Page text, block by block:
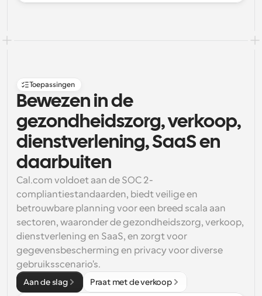
Toepassingen
Bewezen in de
gezondheidszorg, verkoop,
dienstverlening, SaaS en
daarbuiten
Cal.com voldoet aan de SOC 2-
compliantiestandaarden, biedt veilige en
betrouwbare planning voor een breed scala aan
sectoren, waaronder de gezondheidszorg, verkoop,
dienstverlening en SaaS, en zorgt voor
gegevensbescherming en privacy voor diverse
gebruiksscenario's.
Aan de slag Praat met de verkoop